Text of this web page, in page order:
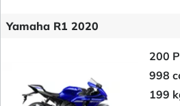
Yamaha R1 2020
200
998
199